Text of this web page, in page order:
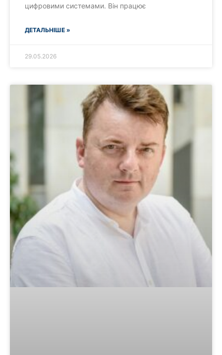
цифровими системами. Він працює
ДЕТАЛЬНІШЕ »
29.05.2026